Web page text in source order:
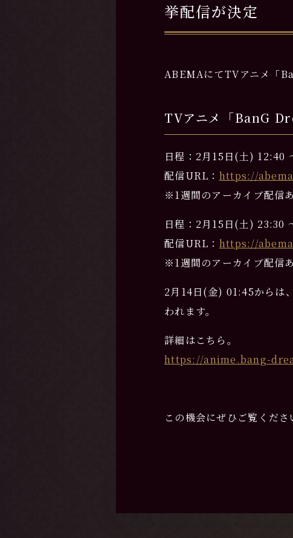
挙配信が決定
ABEMAにてTVアニメ「
TVアニメ「BanG
日程：2月15日(土) 12:40
配信URL： https://
※1週間のアーカイブ配信
日程：2月15日(土) 23:30
配信URL： https://
※1週間のアーカイブ配信
2月14日(金) 01:45からは
われます。
詳細はこちら。
https://anime.bang-
この機会にぜひご覧くださ